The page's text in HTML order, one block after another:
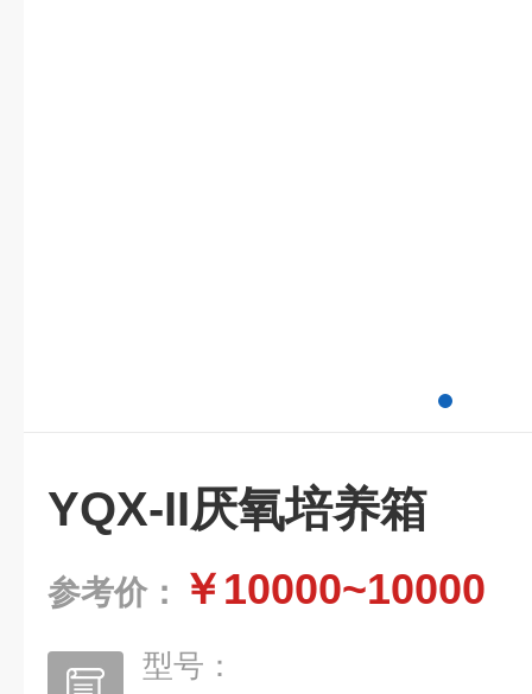
YQX-II厌氧培养箱
参考价： ￥10000~10000
型号：